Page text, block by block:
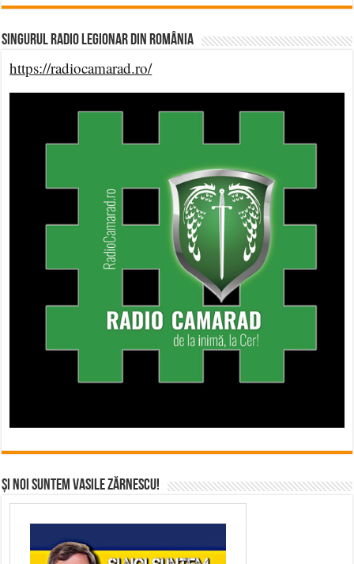
Singurul Radio Legionar din România
https://radiocamarad.ro/
Și noi suntem Vasile Zărnescu!